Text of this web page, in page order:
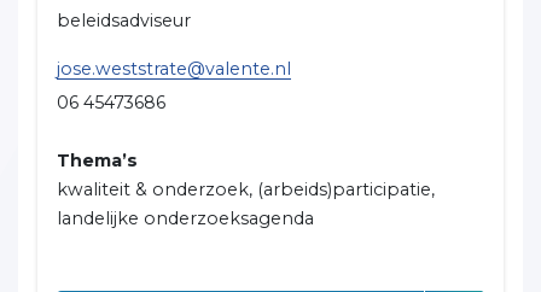
beleidsadviseur
jose.weststrate@valente.nl
06 45473686
Thema’s
kwaliteit & onderzoek, (arbeids)participatie,
landelijke onderzoeksagenda